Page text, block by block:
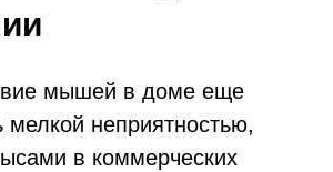
мышей в доме еще
мелкой неприятностью,
в коммерческих